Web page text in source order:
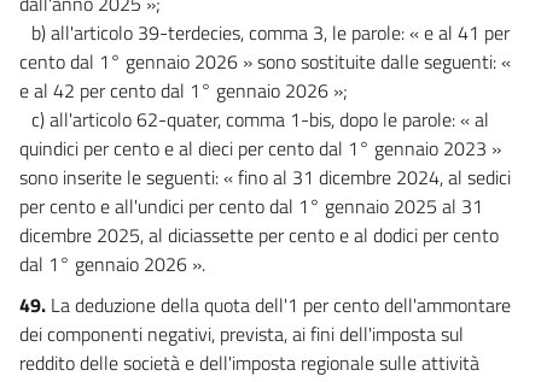
b) all'articolo 39-terdecies, comma 3, le parole: « e al 41 per
cento dal 1° gennaio 2026 » sono sostituite dalle seguenti: «
e al 42 per cento dal 1° gennaio 2026 »;
c) all'articolo 62-quater, comma 1-bis, dopo le parole: « al
quindici per cento e al dieci per cento dal 1° gennaio 2023 »
sono inserite le seguenti: « fino al 31 dicembre 2024, al sedici
per cento e all'undici per cento dal 1° gennaio 2025 al 31
dicembre 2025, al diciassette per cento e al dodici per cento
dal 1° gennaio 2026 ».
49. La deduzione della quota dell'1 per cento dell'ammontare
dei componenti negativi, prevista, ai fini dell'imposta sul
reddito delle società e dell'imposta regionale sulle attività